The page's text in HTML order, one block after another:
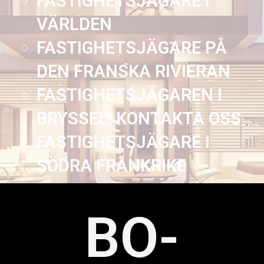
VÄRLDEN
FASTIGHETSJÄGARE PÅ
DEN FRANSKA RIVIERAN
FASTIGHETSJÄGAREN I
BRYSSEL, KONTAKTA OSS
FASTIGHETSJÄGARE I
SÖDRA FRANKRIKE
BO-